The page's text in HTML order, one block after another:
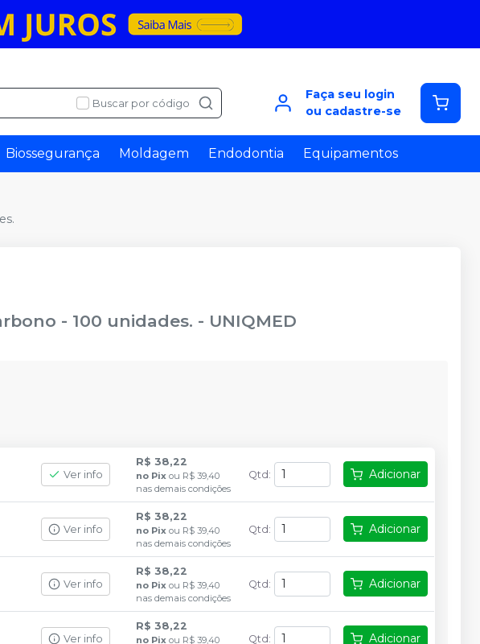
Buscar por código
Faça seu login
ou cadastre-se
Biossegurança Moldagem Endodontia Equipamentos
- 100 unidades. - UNIQMED
Ver info
R$ 38,22
no Pix ou R$ 39,40
nas demais condições
Qtd : Adicionar
Ver info
R$ 38,22
no Pix ou R$ 39,40
nas demais condições
Qtd : Adicionar
Ver info
R$ 38,22
no Pix ou R$ 39,40
nas demais condições
Qtd : Adicionar
Ver info
R$ 38,22
no Pix ou R$ 39,40
Qtd : Adicionar